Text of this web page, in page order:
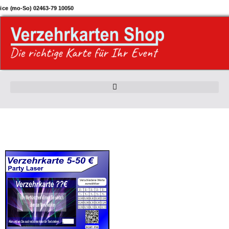
Zum
Inhalt
springen
(mo-So) 02463-79 10050
Dieses
Produkt
weist
mehrere
Varianten
auf.
Die